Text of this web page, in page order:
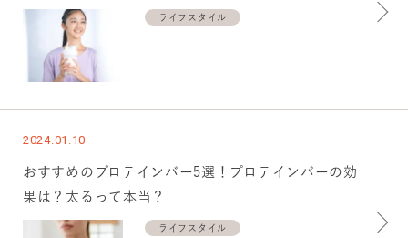
ライフスタイル
2024.01.10
おすすめのプロテインバー5選！プロテインバーの効
果は？太るって本当？
ライフスタイル